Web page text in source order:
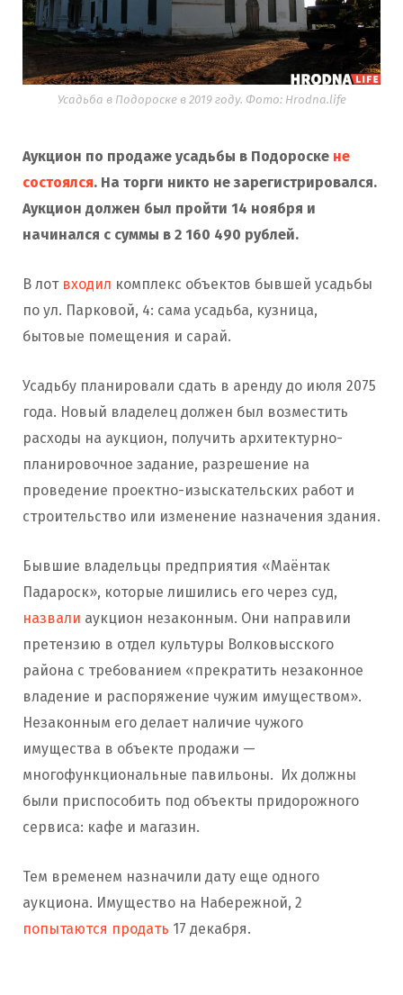
Усадьба в Подороске в 2019 году. Фото: Hrodna.life
Аукцион по продаже усадьбы в Подороске не
состоялся. На торги никто не зарегистрировался.
Аукцион должен был пройти 14 ноября и
начинался с суммы в 2 160 490 рублей.
В лот входил комплекс объектов бывшей усадьбы
по ул. Парковой, 4: сама усадьба, кузница,
бытовые помещения и сарай.
Усадьбу планировали сдать в аренду до июля 2075
года. Новый владелец должен был возместить
расходы на аукцион, получить архитектурно-
планировочное задание, разрешение на
проведение проектно-изыскательских работ и
строительство или изменение назначения здания.
Бывшие владельцы предприятия «Маёнтак
Падароск», которые лишились его через суд,
назвали аукцион незаконным. Они направили
претензию в отдел культуры Волковысского
района с требованием «прекратить незаконное
владение и распоряжение чужим имуществом».
Незаконным его делает наличие чужого
имущества в объекте продажи —
многофункциональные павильоны. Их должны
были приспособить под объекты придорожного
сервиса: кафе и магазин.
Тем временем назначили дату еще одного
аукциона. Имущество на Набережной, 2
попытаются продать 17 декабря.